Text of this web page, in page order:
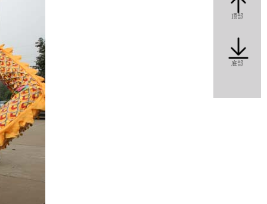
顶部
底部
咨询热
0357—